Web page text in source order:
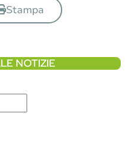
Stampa
NOTIZIE